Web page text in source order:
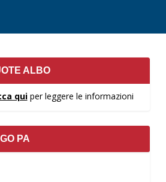
ALBO
quiper leggere le informazioni
PA